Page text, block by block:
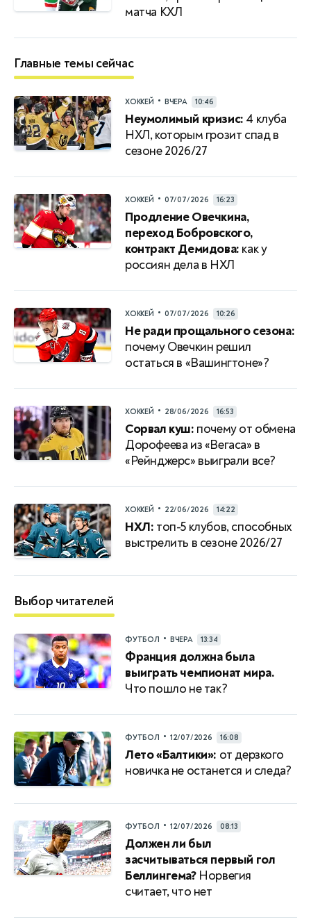
матча КХЛ
Главные темы сейчас
ХОККЕЙ • ВЧЕРА 10:46
Неумолимый кризис: 4 клуба
НХЛ, которым грозит спад в
сезоне 2026/27
ХОККЕЙ • 07/07/2026 16:23
Продление Овечкина,
переход Бобровского,
контракт Демидова: как у
россиян дела в НХЛ
ХОККЕЙ • 07/07/2026 10:26
Не ради прощального сезона:
почему Овечкин решил
остаться в «Вашингтоне»?
ХОККЕЙ • 28/06/2026 16:53
Сорвал куш: почему от обмена
Дорофеева из «Вегаса» в
«Рейнджерс» выиграли все?
ХОККЕЙ • 22/06/2026 14:22
НХЛ: топ-5 клубов, способных
выстрелить в сезоне 2026/27
Выбор читателей
ФУТБОЛ • ВЧЕРА 13:34
Франция должна была
выиграть чемпионат мира.
Что пошло не так?
ФУТБОЛ • 12/07/2026 16:08
Лето «Балтики»: от дерзкого
новичка не останется и следа?
ФУТБОЛ • 12/07/2026 08:13
Должен ли был
засчитываться первый гол
Беллингема?Норвегия
считает, что нет